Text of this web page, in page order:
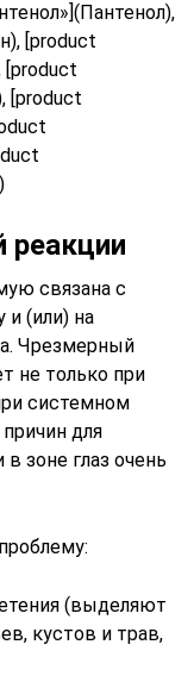
[product
[product
реакции
связана с
и (или) на
Чрезмерный
не только при
системном
для
зоне глаз очень
(выделяют
кустов и трав,